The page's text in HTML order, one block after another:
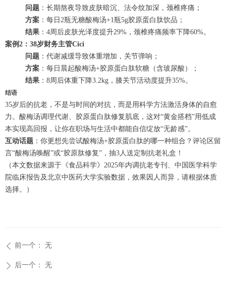
问题 ：长期熬夜导致皮肤暗沉、法令纹加深，颈椎疼痛；
方案 ：每日2瓶无糖酸梅汤+1瓶5g胶原蛋白肽饮品；
结果 ：4周后皮肤光泽度提升29%，颈椎疼痛频率下降60%。
案例2：38岁财务主管Cici
问题 ：代谢减缓导致体重增加，关节弹响；
方案 ：每日晨起酸梅汤+胶原蛋白肽软糖（含玻尿酸）；
结果 ：8周后体重下降3.2kg，膝关节活动度提升35%。
结语
35岁后的抗老，不是与时间的对抗，而是用科学方法激活身体的自愈
力。酸梅汤调理代谢、胶原蛋白肽修复肌底，这对“黄金搭档”用低成
本实现高回报，让你在职场与生活中都能自信绽放“无龄感”。
互动话题 ：你更想先尝试酸梅汤+胶原蛋白肽的哪一种组合？评论区留
言“酸梅汤唤醒”或“胶原肽修复”，抽3人送定制抗老礼盒！
（本文数据来源于《食品科学》2025年内调抗老专刊、中国医学科学
院临床报告及北京中医药大学实验数据，效果因人而异，请根据体质
选择。）
ꄴ 前一个： 无
ꄲ 后一个： 无